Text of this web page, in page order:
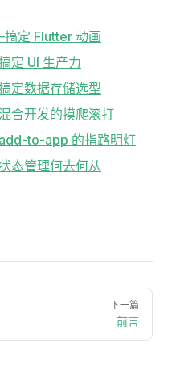
定 Flutter 动画
定 UI 生产力
定数据存储选型
合开发的摸爬滚打
to-app 的指路明灯
态管理何去何从
下一篇
前言